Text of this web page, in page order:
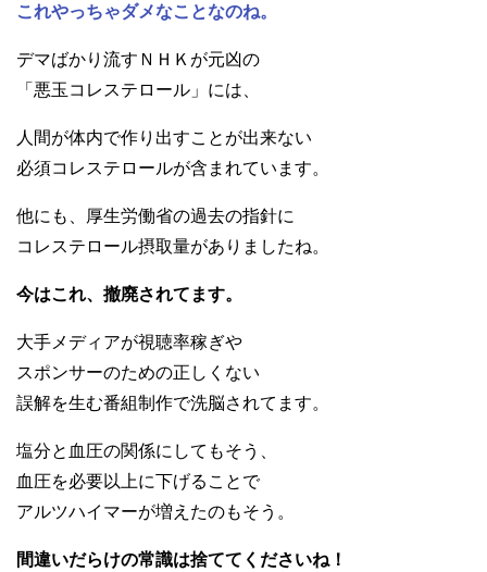
これやっちゃダメなことなのね。
デマばかり流すＮＨＫが元凶の
「悪玉コレステロール」には、
人間が体内で作り出すことが出来ない
必須コレステロールが含まれています。
他にも、厚生労働省の過去の指針に
コレステロール摂取量がありましたね。
今はこれ、撤廃されてます。
大手メディアが視聴率稼ぎや
スポンサーのための正しくない
誤解を生む番組制作で洗脳されてます。
塩分と血圧の関係にしてもそう、
血圧を必要以上に下げることで
アルツハイマーが増えたのもそう。
間違いだらけの常識は捨ててくださいね！